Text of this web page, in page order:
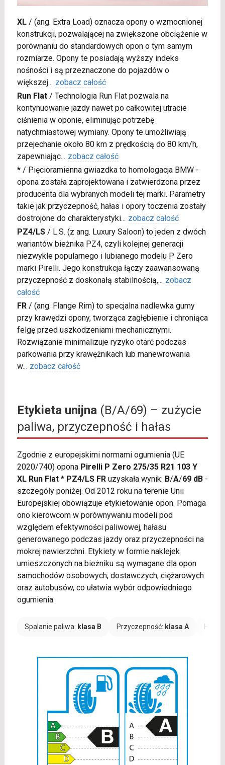
XL/ (ang. Extra Load) oznacza opony o wzmocnionej
konstrukcji, pozwalającej na zwiększone obciążenie w
porównaniu do standardowych opon o tym samym
rozmiarze. Opony te posiadają wyższy indeks
nośności i są przeznaczone do pojazdów o
większej... zobacz całość
Run Flat/ Technologia Run Flat pozwala na
kontynuowanie jazdy nawet po całkowitej utracie
ciśnienia w oponie, eliminując potrzebę
natychmiastowej wymiany. Opony te umożliwiają
przejechanie około 80 km z prędkością do 80 km/h,
zapewniając... zobacz całość
*/ Pięcioramienna gwiazdka to homologacja BMW -
opona została zaprojektowana i zatwierdzona przez
producenta dla wybranych modeli tej marki. Parametry
takie jak przyczepność, hałas i opory toczenia zostały
dostrojone do charakterystyki... zobacz całość
PZ4/LS/ L.S. (z ang. Luxury Saloon) to jeden z dwóch
wariantów bieżnika PZ4, czyli kolejnej generacji
niezwykle popularnego i lubianego modelu P Zero
marki Pirelli. Jego konstrukcja łączy zaawansowaną
przyczepność z doskonałą stabilnością,... zobacz
całość
FR/ (ang. Flange Rim) to specjalna nadlewka gumy
przy krawędzi opony, tworząca zagłębienie i chroniąca
felgę przed uszkodzeniami mechanicznymi.
Rozwiązanie minimalizuje ryzyko otarć podczas
parkowania przy krawężnikach lub manewrowania
w... zobacz całość
Etykieta unijna(B/A/69) – zużycie
paliwa, przyczepność i hałas
Zgodnie z europejskimi normami ogumienia (UE
2020/740) opona Pirelli P Zero 275/35 R21 103 Y
XL Run Flat * PZ4/LS FRuzyskała wynik: B/A/69 dB-
szczegóły poniżej. Od 2012 roku na terenie Unii
Europejskiej obowiązuje etykietowanie opon. Pomaga
ono kierowcom w porównywaniu modeli pod
względem efektywności paliwowej, hałasu
generowanego podczas jazdy oraz przyczepności na
mokrej nawierzchni. Etykiety w formie naklejek
umieszczonych na bieżniku są wymagane dla opon
samochodów osobowych, dostawczych, ciężarowych
oraz autobusów, co ułatwia wybór odpowiedniego
ogumienia.
Spalanie paliwa: klasa B Przyczepność: klasa A Hałas: